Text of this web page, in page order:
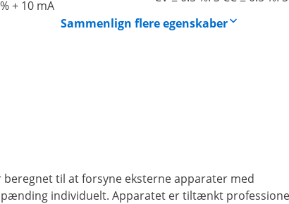
% + 10 mA
Sammenlign flere egenskaber
beregnet til at forsyne eksterne apparater med
individuelt. Apparatet er tiltænkt